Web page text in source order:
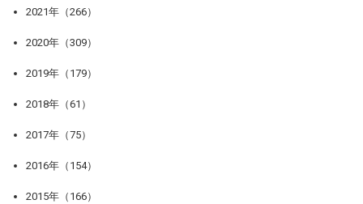
2021年（266）
2020年（309）
2019年（179）
2018年（61）
2017年（75）
2016年（154）
2015年（166）